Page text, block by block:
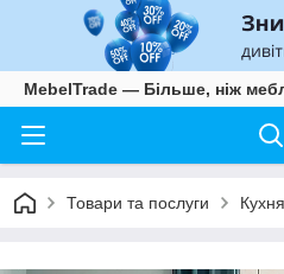
MebelTrade — Більше, ніж
Товари та послуги